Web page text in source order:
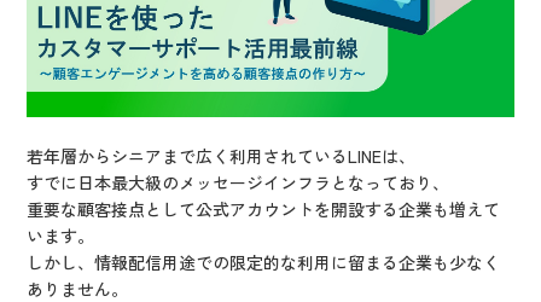
若年層からシニアまで広く利用されているLINEは、
すでに日本最大級のメッセージインフラとなっており、
重要な顧客接点として公式アカウントを開設する企業も増えて
います。
しかし、情報配信用途での限定的な利用に留まる企業も少なく
ありません。